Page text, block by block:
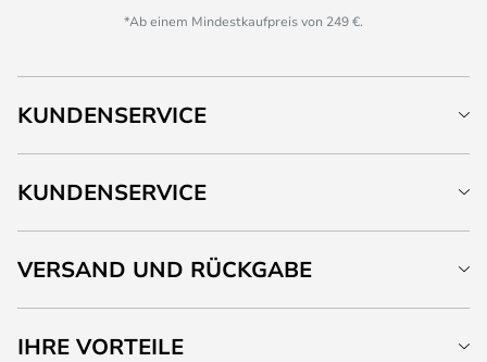
*Ab einem Mindestkaufpreis von 249 €.
KUNDENSERVICE
KUNDENSERVICE
VERSAND UND RÜCKGABE
IHRE VORTEILE